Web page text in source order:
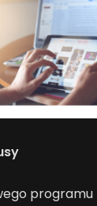
programu